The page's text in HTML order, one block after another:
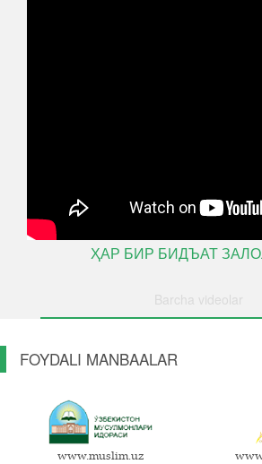
ҲАР БИР БИДЪАТ
Barcha videolar
FOYDALI MANBAALAR
www.muslim.uz